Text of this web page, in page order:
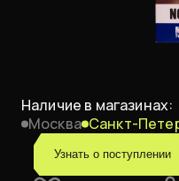
Наличие в магазинах:
Москва Санкт-
Узнать о поступлении